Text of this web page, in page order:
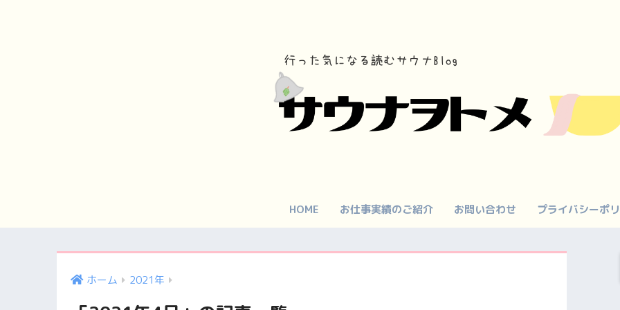
HOME お仕事実績のご紹介 お問い合わせ プライバシーポ
ホーム 2021年